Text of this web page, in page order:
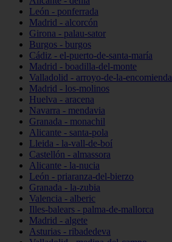
León - ponferrada
Madrid - alcorcón
Girona - palau-sator
Burgos - burgos
Cádiz - el-puerto-de-santa-maría
Madrid - boadilla-del-monte
Valladolid - arroyo-de-la-encomienda
Madrid - los-molinos
Huelva - aracena
Navarra - mendavia
Granada - monachil
Alicante - santa-pola
Lleida - la-vall-de-boí
Castellón - almassora
Alicante - la-nucia
León - priaranza-del-bierzo
Granada - la-zubia
Valencia - alberic
Illes-balears - palma-de-mallorca
Madrid - algete
Asturias - ribadedeva